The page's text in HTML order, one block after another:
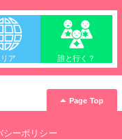
リア 誰と行く？
Page Top
シーポリシー